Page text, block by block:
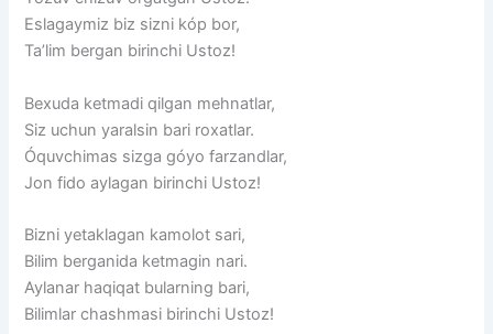
Eslagaymiz biz sizni kóp bor,
Ta’lim bergan birinchi Ustoz!
Bexuda ketmadi qilgan mehnatlar,
Siz uchun yaralsin bari roxatlar.
Óquvchimas sizga góyo farzandlar,
Jon fido aylagan birinchi Ustoz!
Bizni yetaklagan kamolot sari,
Bilim berganida ketmagin nari.
Aylanar haqiqat bularning bari,
Bilimlar chashmasi birinchi Ustoz!